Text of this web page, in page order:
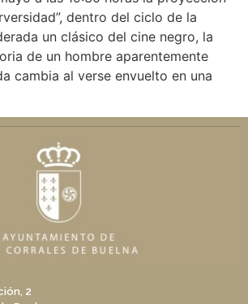
dentro del ciclo de la
un clásico del cine negro, la
de un hombre aparentemente
cambia al verse envuelto en una
2